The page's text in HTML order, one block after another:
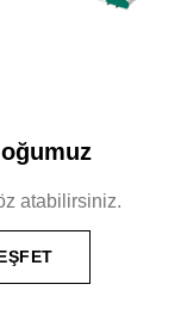
atabilirsiniz.